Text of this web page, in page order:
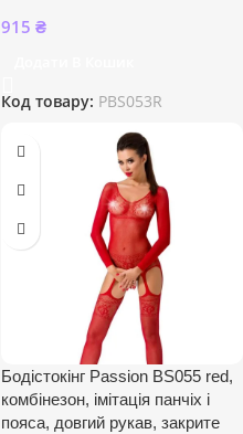
915 ₴
Код товару: PBS053R
Бодістокінг Passion BS055 red,
комбінезон, імітація панчіх і
пояса, довгий рукав, закрите